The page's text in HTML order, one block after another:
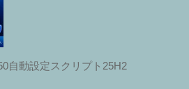
自動設定スクリプト25H2